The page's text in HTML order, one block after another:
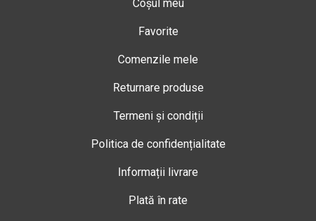
Coșul meu
Favorite
Comenzile mele
Returnare produse
Termeni și condiții
Politica de confidențialitate
Informații livrare
Plată în rate